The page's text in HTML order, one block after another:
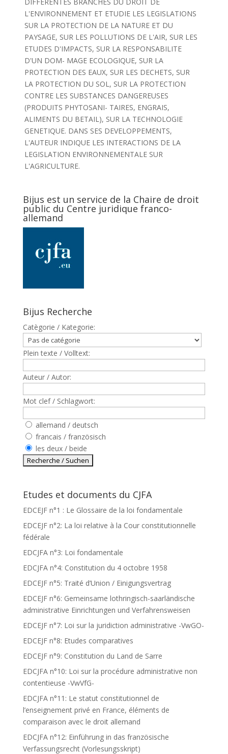
L'ENVIRONNEMENT ET ETUDIE LES LEGISLATIONS
SUR LA PROTECTION DE LA NATURE ET DU
PAYSAGE, SUR LES POLLUTIONS DE L'AIR, SUR LES
ETUDES D'IMPACTS, SUR LA RESPONSABILITE
D'UN DOM- MAGE ECOLOGIQUE, SUR LA
PROTECTION DES EAUX, SUR LES DECHETS, SUR
LA PROTECTION DU SOL, SUR LA PROTECTION
CONTRE LES SUBSTANCES DANGEREUSES
(PRODUITS PHYTOSANI- TAIRES, ENGRAIS,
ALIMENTS DU BETAIL), SUR LA TECHNOLOGIE
GENETIQUE. DANS SES DEVELOPPEMENTS,
L'AUTEUR INDIQUE LES INTERACTIONS DE LA
LEGISLATION ENVIRONNEMENTALE SUR
L'AGRICULTURE.
Bijus est un service de la Chaire de droit
public du Centre juridique franco-
allemand
Bijus Recherche
Catègorie / Kategorie:
Plein texte / Volltext:
Auteur / Autor:
Mot clef / Schlagwort:
allemand / deutsch
francais / französisch
les deux / beide
Etudes et documents du CJFA
EDCEJF n°1 : Le Glossaire de la loi fondamentale
EDCEJF n°2: La loi relative à la Cour constitutionnelle
fédérale
EDCJFA n°3: Loi fondamentale
EDCJFA n°4: Constitution du 4 octobre 1958
EDCEJF n°5: Traité d’Union / Einigungsvertrag
EDCEJF n°6: Gemeinsame lothringisch-saarländische
administrative Einrichtungen und Verfahrensweisen
EDCEJF n°7: Loi sur la juridiction administrative -VwGO-
EDCEJF n°8: Etudes comparatives
EDCEJF n°9: Constitution du Land de Sarre
EDCJFA n°10: Loi sur la procédure administrative non
contentieuse -VwVfG-
EDCJFA n°11: Le statut constitutionnel de
l’enseignement privé en France, éléments de
comparaison avec le droit allemand
EDCJFA n°12: Einführung in das französische
Verfassungsrecht (Vorlesungsskript)